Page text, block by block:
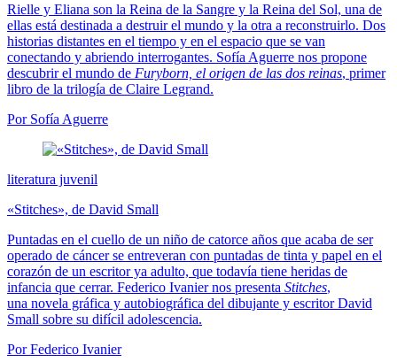
Rielle y Eliana son la Reina de la Sangre y la Reina del Sol, una de
ellas está destinada a destruir el mundo y la otra a reconstruirlo. Dos
historias distantes en el tiempo y en el espacio que se van
conectando y abriendo interrogantes. Sofía Aguerre nos propone
descubrir el mundo de Furyborn, el origen de las dos reinas, primer
libro de la trilogía de Claire Legrand.
Por Sofía Aguerre
literatura juvenil
«Stitches», de David Small
Puntadas en el cuello de un niño de catorce años que acaba de ser
operado de cáncer se entreveran con puntadas de tinta y papel en el
corazón de un escritor ya adulto, que todavía tiene heridas de
infancia que cerrar. Federico Ivanier nos presenta Stitches,
una novela gráfica y autobiográfica del dibujante y escritor David
Small sobre su difícil adolescencia.
Por Federico Ivanier